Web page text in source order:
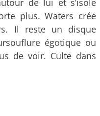
de lui et s’isole
plus. Waters crée
Il reste un disque
égotique ou
de voir. Culte dans